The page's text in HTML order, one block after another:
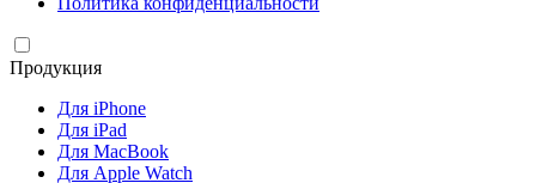
Продукция
Для iPhone
Для iPad
Для MacBook
Для Apple Watch